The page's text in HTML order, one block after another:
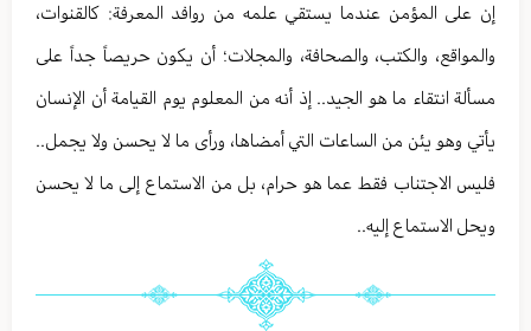
إن على المؤمن عندما يستقي علمه من روافد المعرفة: كالقنوات،
والمواقع، والكتب، والصحافة، والمجلات؛ أن يكون حريصاً جداً على
مسألة انتقاء ما هو الجيد.. إذ أنه من المعلوم يوم القيامة أن الإنسان
يأتي وهو يئن من الساعات التي أمضاها، ورأى ما لا يحسن ولا يجمل..
فليس الاجتناب فقط عما هو حرام، بل من الاستماع إلى ما لا يحسن
ويحل الاستماع إليه..